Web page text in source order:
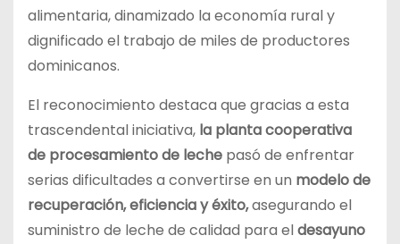
alimentaria, dinamizado la economía rural y
dignificado el trabajo de miles de productores
dominicanos.
El reconocimiento destaca que gracias a esta
trascendental iniciativa, la planta cooperativa
de procesamiento de leche pasó de enfrentar
serias dificultades a convertirse en un modelo de
recuperación, eficiencia y éxito,asegurando el
suministro de leche de calidad para eldesayuno